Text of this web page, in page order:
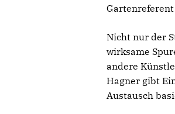
Nicht nur der
wirksame
andere
Hagner gibt
Austausch